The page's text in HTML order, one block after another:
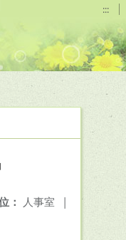
:::
： 人事室 |